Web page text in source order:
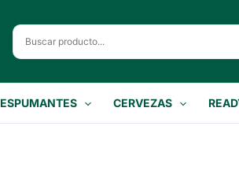
ESPUMANTES CERVEZAS